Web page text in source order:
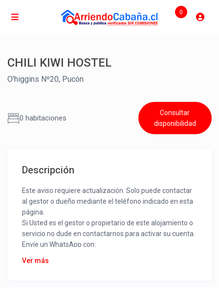
0
CHILI KIWI HOSTEL
O'higgins Nº20, Pucón
0 habitaciones
Consultar
disponibilidad
Descripción
Este aviso requiere actualización. Solo puede contactar
al gestor o dueño mediante el teléfono indicado en esta
página.
Si Usted es el gestor o propietario de este alojamiento o
servicio no dude en contactarnos para activar su cuenta.
Envíe un WhatsApp con:
Nombre alojamiento o servicio
Ver más